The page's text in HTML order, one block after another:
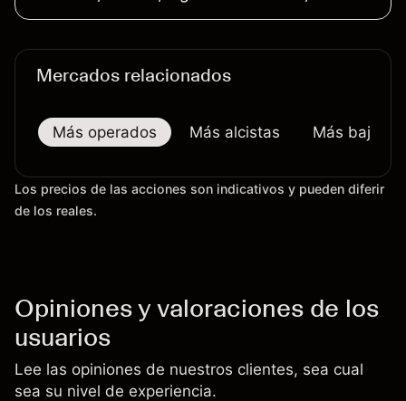
millones USD
Mercados relacionados
Más operados Más alcistas Más bajistas
Los precios de las acciones son indicativos y pueden diferir
de los reales.
Opiniones y valoraciones de los
usuarios
Lee las opiniones de nuestros clientes, sea cual
sea su nivel de experiencia.